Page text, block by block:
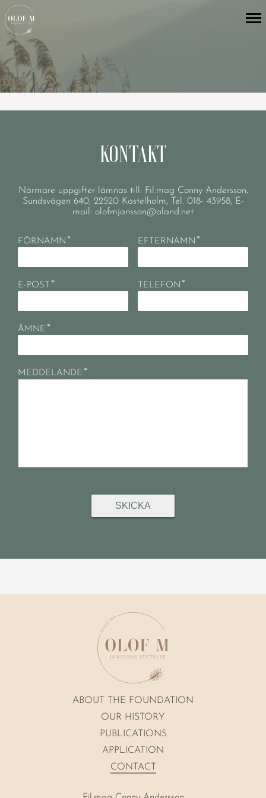
KONTAKT
Närmare uppgifter lämnas till: Fil.mag Conny Andersson,
Sundsvägen 640, 22520 Kastelholm, Tel. 018- 43958, E-
mail: olofmjansson@aland.net
FÖRNAMN * EFTERNAMN *
E-POST * TELEFON *
ÄMNE *
MEDDELANDE *
ABOUT THE FOUNDATION
OUR HISTORY
PUBLICATIONS
APPLICATION
CONTACT